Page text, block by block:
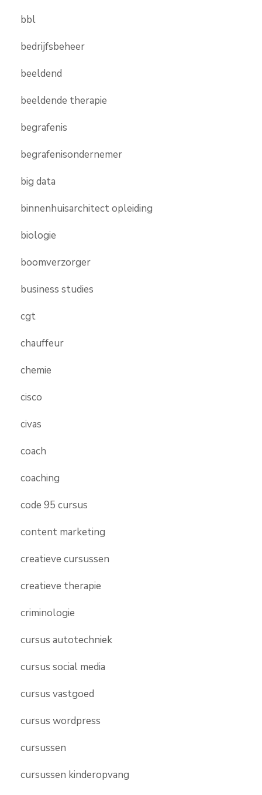
bbl
bedrijfsbeheer
beeldend
beeldende therapie
begrafenis
begrafenisondernemer
big data
binnenhuisarchitect opleiding
biologie
boomverzorger
business studies
cgt
chauffeur
chemie
cisco
civas
coach
coaching
code 95 cursus
content marketing
creatieve cursussen
creatieve therapie
criminologie
cursus autotechniek
cursus social media
cursus vastgoed
cursus wordpress
cursussen
cursussen kinderopvang